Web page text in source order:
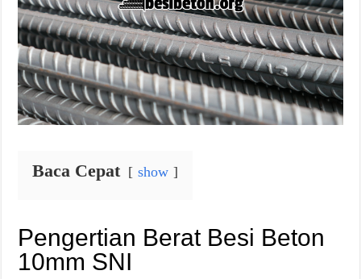
Baca Cepat show
Pengertian Berat Besi Beton
10mm SNI